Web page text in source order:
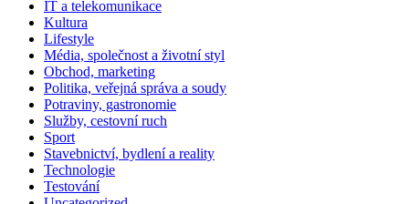
IT a telekomunikace
Kultura
Lifestyle
Média, společnost a životní styl
Obchod, marketing
Politika, veřejná správa a soudy
Potraviny, gastronomie
Služby, cestovní ruch
Sport
Stavebnictví, bydlení a reality
Technologie
Testování